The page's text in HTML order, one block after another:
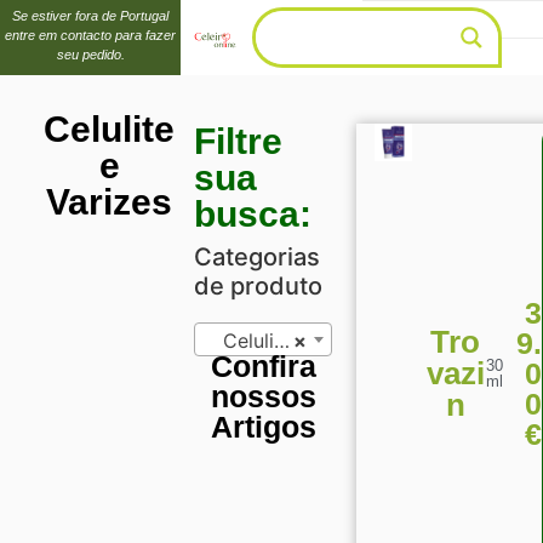
Se estiver fora de Portugal
entre em contacto para fazer
seu pedido.
Celulite
e
Varizes
Filtre
sua
busca:
Categorias
de produto
×
Celulite e Varizes (5)
Confira
nossos
Artigos
Tro
vazi
n
30
ml
3
9.
0
0
€